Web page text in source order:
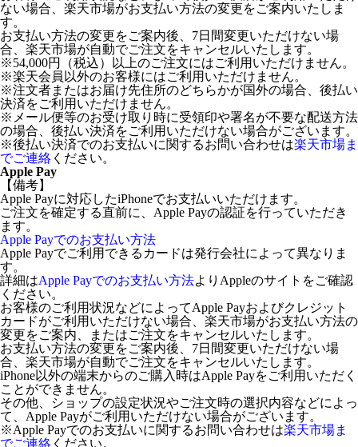
ない場合、楽天市場がお支払い方法の変更をご案内いたしま
す。
お支払い方法の変更をご案内後、7日間変更いただけない場
合、楽天市場が自動でご注文をキャンセルいたします。
※54,000円（税込）以上のご注文にはご利用いただけません。
※楽天会員以外のお客様にはご利用いただけません。
※注文者またはお届け先住所のどちらかが国外の場合、後払い
決済をご利用いただけません。
※メール便等のお受け取り時に受領印や署名が不要な配送方法
の場合、後払い決済をご利用いただけない場合がございます。
※後払い決済でのお支払いに関するお問い合わせは楽天市場ま
でご連絡 ください。
Apple Pay
【備考】
Apple Payに対応したiPhoneでお支払いいただけます。
ご注文を確定する直前に、Apple Payの認証を行っていただき
ます。
Apple Payでのお支払い方法
Apple Payでご利用できるカードは発行会社によって異なりま
す。
詳細はApple Payでのお支払い方法よりAppleのサイトをご確認
ください。
お客様のご利用状況などによってApple Payおよびクレジット
カードがご利用いただけない場合、楽天市場がお支払い方法の
変更をご案内、またはご注文をキャンセルいたします。
お支払い方法の変更をご案内後、7日間変更いただけない場
合、楽天市場が自動でご注文をキャンセルいたします。
iPhone以外の端末からのご購入時はApple Payをご利用いただく
ことができません。
その他、ショップの設定状況やご注文時の選択内容などによっ
て、Apple Payがご利用いただけない場合がございます。
※Apple Payでのお支払いに関するお問い合わせは楽天市場ま
でご連絡 ください。